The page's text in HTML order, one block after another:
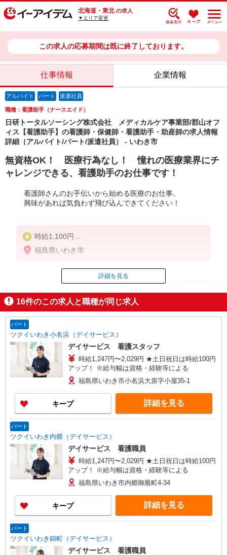
北海道・東北 の求人
▼エリア変更
この求人の応募期間は既に終了しております。
仕事情報 企業情報
アルバイト パート 派遣社員
職種：看護助手（ナースエイド）
日研トータルソーシング株式会社 メディカルケア事業部/郡山オフ
ィス【看護助手】の看護師・保健師・看護助手・助産師の求人情報
詳細（アルバイト/パート/派遣社員） - いわき市
無資格OK！ 医療行為なし！ 憧れの医療業界にチ
ャレンジできる、看護助手のお仕事です！
看護師さんのお手伝いから始める医療のお仕事。
興味があれば気負わず飛び込んできてください！
時給1,100円
★週払いOK（規定あり）
福島県いわき市
ID：AE0527595830
掲載期間終了
詳細を見る
16件のこの求人と職種が同じ求人
パート
ツクイいわき小名浜（デイサービス）
デイサービス 看護スタッフ
時給1,247円〜2,029円 ★土日祝日は時給100円
アップ！ ※給与幅は資格・経験等による
福島県いわき市小名浜大原字小屋35-1
キープ 詳細を見る
パート
ツクイいわき内郷（デイサービス）
デイサービス 看護職員
時給1,247円〜2,029円 ★土日祝日は時給100円
アップ！ ※給与幅は資格・経験等による
福島県いわき市内郷御厩町4-34
キープ 詳細を見る
パート
ツクイいわき錦町（デイサービス）
デイサービス 看護職員